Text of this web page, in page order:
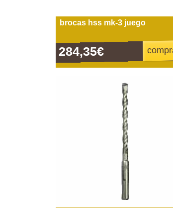
brocas hss mk-3 juego
284,35€